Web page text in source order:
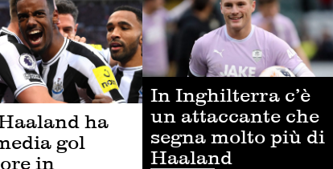
ha
gol
in
In Inghilterra c’è
un attaccante che
segna molto più di
Haaland